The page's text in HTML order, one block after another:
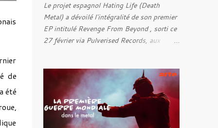
de
été
Le projet espagnol Hating Life (Death
Metal) a dévoilé l'intégralité de son premier
EP intitulé Revenge From Beyond , sorti ce
27 février via Pulverised Records, aux
et mixé par Santi et l'artwork a été réalisé
par Luxi Lahtinen. Tracklist: 01. Into The
Grave 02. The Eternal Embrace 03. A
Somber Night 04. Rebellion Against The
Vile 05. Revenge From Beyond 06. The